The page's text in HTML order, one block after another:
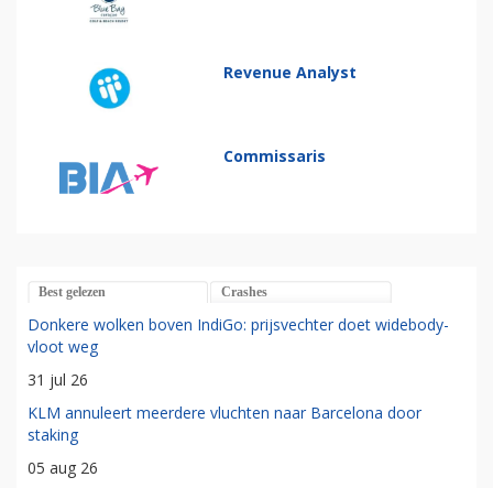
Revenue Analyst
Commissaris
Best gelezen Crashes
Donkere wolken boven IndiGo: prijsvechter doet widebody-
vloot weg
31 jul 26
KLM annuleert meerdere vluchten naar Barcelona door
staking
05 aug 26